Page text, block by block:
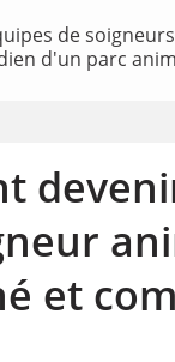
de
d'un parc
et